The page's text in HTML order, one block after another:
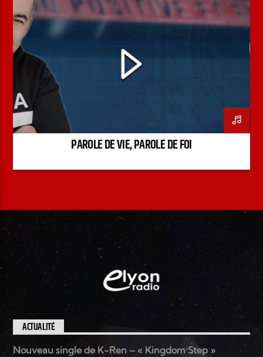
ÉMISSION INTERVIEW KENZO DAVID
PAROLE DE FOI
PODCAST
PAROLE DE VIE, PAROLE DE FOI
ACTUALITÉ
Nouveau single de K-Ren – « Kingdom Step »